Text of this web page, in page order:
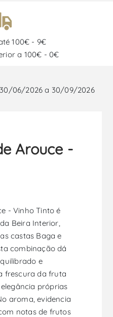
100€ - 9€
a 100€ - 0€
06/2026 a 30/09/2026
Arouce -
- Vinho Tinto é
Beira Interior,
castas Baga e
combinação dá
e
frescura da fruta
próprias
aroma, evidencia
notas de frutos